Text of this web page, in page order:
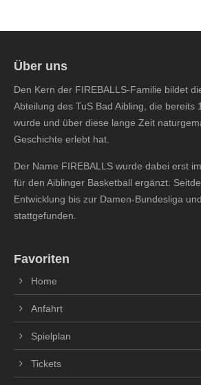
Über uns
Den Kern der FIREBALLS-Familie bildet
Abteilung des TuS Bad Aibling, die bereits
wurde und über diese lange Zeit
Geschichte erlebt hat.
Der Name FIREBALLS wurde dabei erst
für den Aiblinger Basketball ergänzt.
Entwicklung bis zur Damen-Bundesliga
stattgefunden.
Favoriten
Home
Anfahrt
Spielplan
Tickets